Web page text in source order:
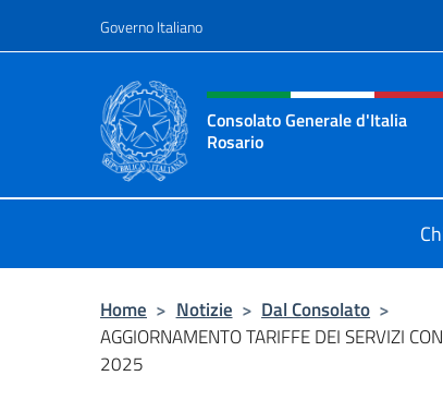
Governo Italiano
Intestazione sito, social
Consolato Generale d'Italia
Rosario
Home > Notizie > Dal Consolato >
AGGIORNAMENTO TARIFFE DEI SERVIZI
2025